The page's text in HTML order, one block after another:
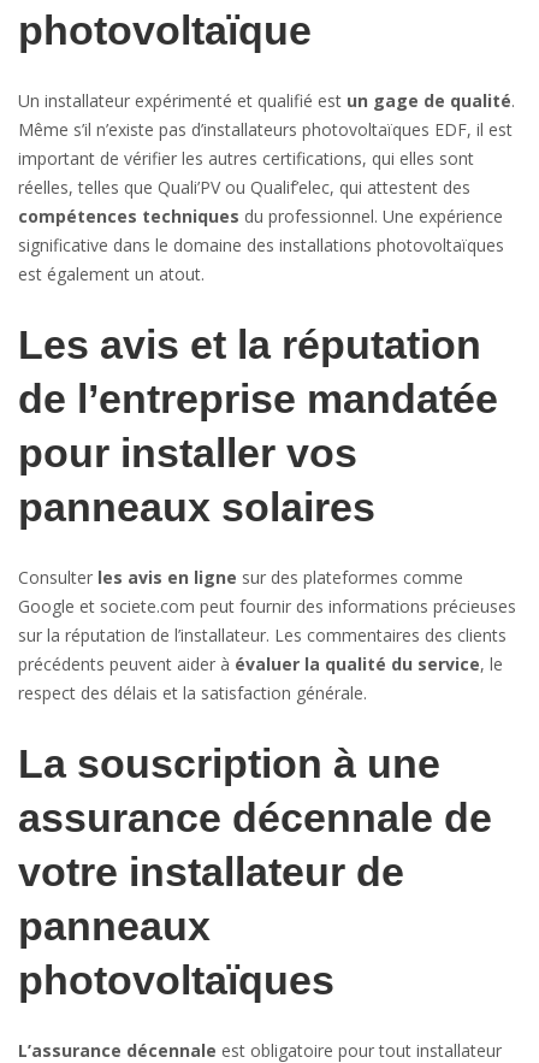
photovoltaïque
Un installateur expérimenté et qualifié est un gage de qualité.
Même s’il n’existe pas d’installateurs photovoltaïques EDF, il est
important de vérifier les autres certifications, qui elles sont
réelles, telles que Quali’PV ou Qualif’elec, qui attestent des
compétences techniques du professionnel. Une expérience
significative dans le domaine des installations photovoltaïques
est également un atout.
Les avis et la réputation
de l’entreprise mandatée
pour installer vos
panneaux solaires
Consulter les avis en ligne sur des plateformes comme
Google et societe.com peut fournir des informations précieuses
sur la réputation de l’installateur. Les commentaires des clients
précédents peuvent aider à évaluer la qualité du service, le
respect des délais et la satisfaction générale.
La souscription à une
assurance décennale de
votre installateur de
panneaux
photovoltaïques
L’assurance décennale est obligatoire pour tout installateur